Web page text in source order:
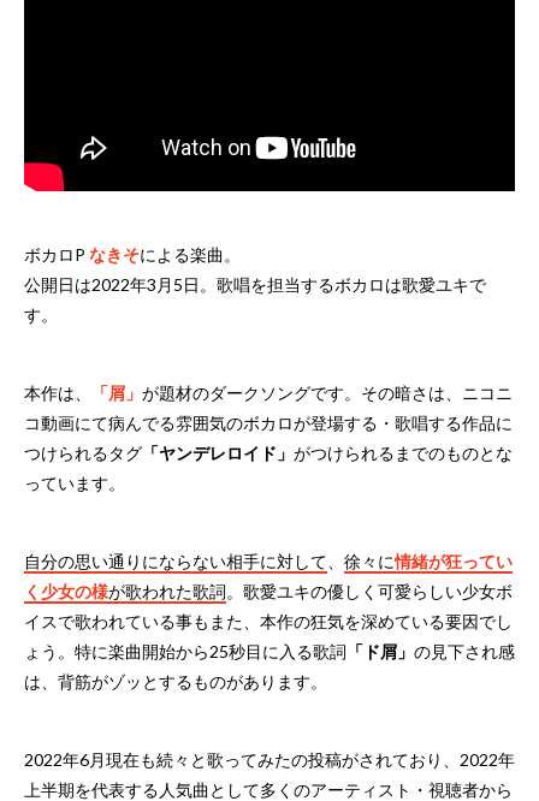
ボカロP なきそによる楽曲。
公開日は2022年3月5日。歌唱を担当するボカロは歌愛ユキで
す。
本作は、 「屑」 が題材のダークソングです。その暗さは、ニコニ
コ動画にて病んでる雰囲気のボカロが登場する・歌唱する作品に
つけられるタグ 「ヤンデレロイド」 がつけられるまでのものとな
っています。
自分の思い通りにならない相手に対して 徐々に情緒が狂ってい
く少女の様が歌われた歌詞。歌愛ユキの優しく可愛らしい少女ボ
イスで歌われている事もまた、本作の狂気を深めている要因でし
ょう。特に楽曲開始から25秒目に入る歌詞 「ド屑」 の見下され感
は、背筋がゾッとするものがあります。
2022年6月現在も続々と歌ってみたの投稿がされており、2022年
上半期を代表する人気曲として多くのアーティスト・視聴者から